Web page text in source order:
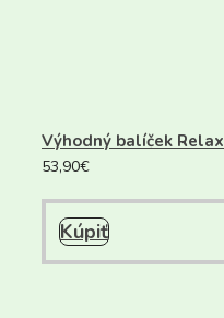
Výhodný balíček Relax
53,90€
Kúpiť